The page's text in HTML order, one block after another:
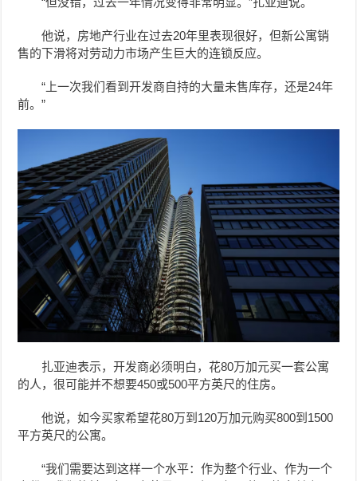
他说，房地产行业在过去20年里表现很好，但新公寓销
售的下滑将对劳动力市场产生巨大的连锁反应。
“上一次我们看到开发商自持的大量未售库存，还是24年
前。”
扎亚迪表示，开发商必须明白，花80万加元买一套公寓
的人，很可能并不想要450或500平方英尺的住房。
他说，如今买家希望花80万到120万加元购买800到1500
平方英尺的公寓。
“我们需要达到这样一个水平：作为整个行业、作为一个